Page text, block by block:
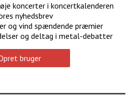
koncerter i koncertkalenderen
nyhedsbrev
og vind spændende præmier
og deltag i metal-debatter
bruger